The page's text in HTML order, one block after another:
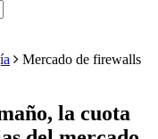
Mercado de firewalls
la cuota